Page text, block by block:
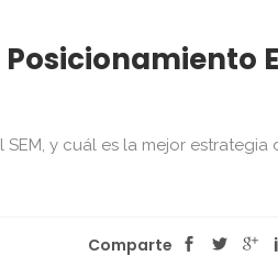
Posicionamiento
y cuál es la mejor estrategia
Comparte